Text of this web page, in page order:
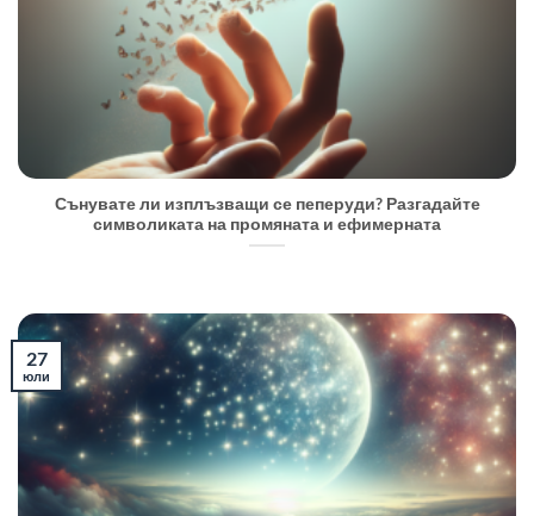
Сънувате ли изплъзващи се пеперуди? Разгадайте
символиката на промяната и ефимерната
27
юли